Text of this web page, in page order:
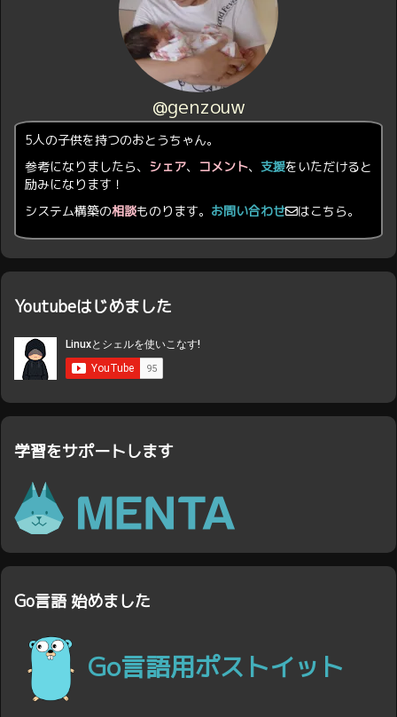
@genzouw
5人の子供を持つのおとうちゃん。
参考になりましたら、 シェア、 コメント、 支援をいただけると
励みになります！
システム構築の相談ものります。 お問い合わせ はこちら。
Youtubeはじめました
学習をサポートします
Go言語 始めました
Go言語用ポストイット